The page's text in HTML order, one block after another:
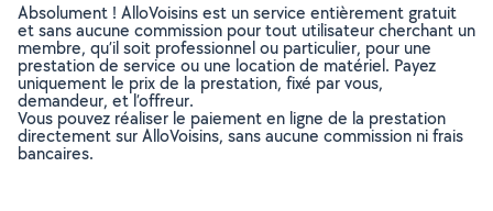
Absolument ! AlloVoisins est un service entièrement gratuit
et sans aucune commission pour tout utilisateur cherchant un
membre, qu’il soit professionnel ou particulier, pour une
prestation de service ou une location de matériel. Payez
uniquement le prix de la prestation, fixé par vous,
demandeur, et l’offreur.
Vous pouvez réaliser le paiement en ligne de la prestation
directement sur AlloVoisins, sans aucune commission ni frais
bancaires.